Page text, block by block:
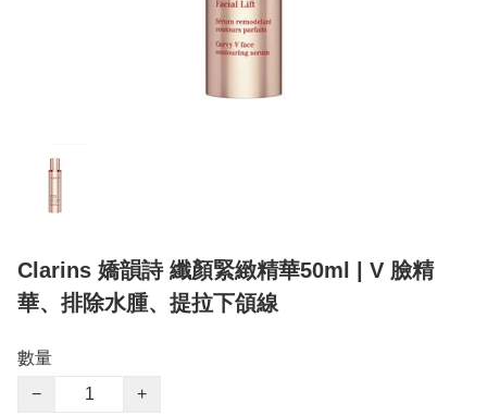
Clarins 嬌韻詩 纖顏緊緻精華50ml | V 臉精
華、排除水腫、提拉下頜線
數量
−
+